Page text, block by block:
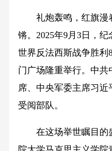
礼炮轰鸣，红旗漫
锵。2025年9月3日，
世界反法西斯战争胜利
门广场隆重举行。中共
席、中央军委主席习近
受阅部队。
在这场举世瞩目的